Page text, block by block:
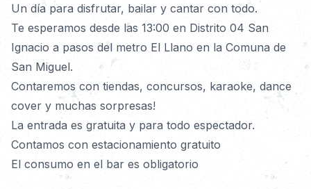
Un día para disfrutar, bailar y cantar con todo.
Te esperamos desde las 13:00 en Distrito 04 San
Ignacio a pasos del metro El Llano en la Comuna de
San Miguel.
Contaremos con tiendas, concursos, karaoke, dance
cover y muchas sorpresas!
La entrada es gratuita y para todo espectador.
Contamos con estacionamiento gratuito
El consumo en el bar es obligatorio